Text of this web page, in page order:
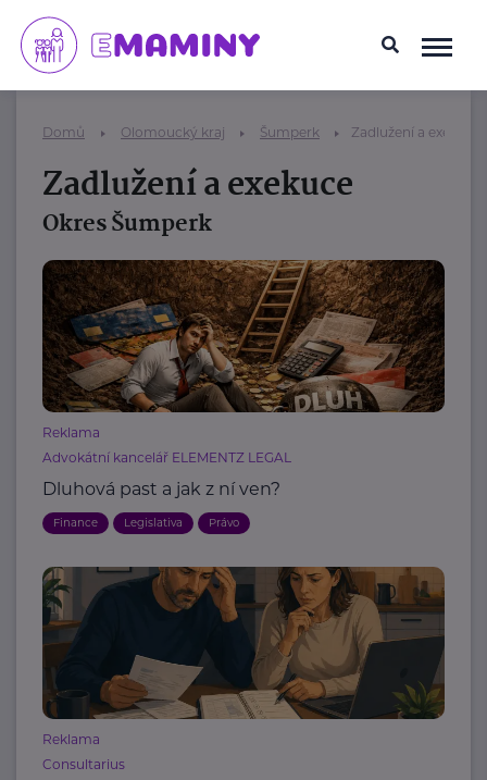
Domů Olomoucký kraj Šumperk Zadlužení a exekuce
Zadlužení a exekuce
Okres Šumperk
Reklama
Advokátní kancelář ELEMENTZ LEGAL
Dluhová past a jak z ní ven?
Finance Legislativa Právo
Reklama
Consultarius